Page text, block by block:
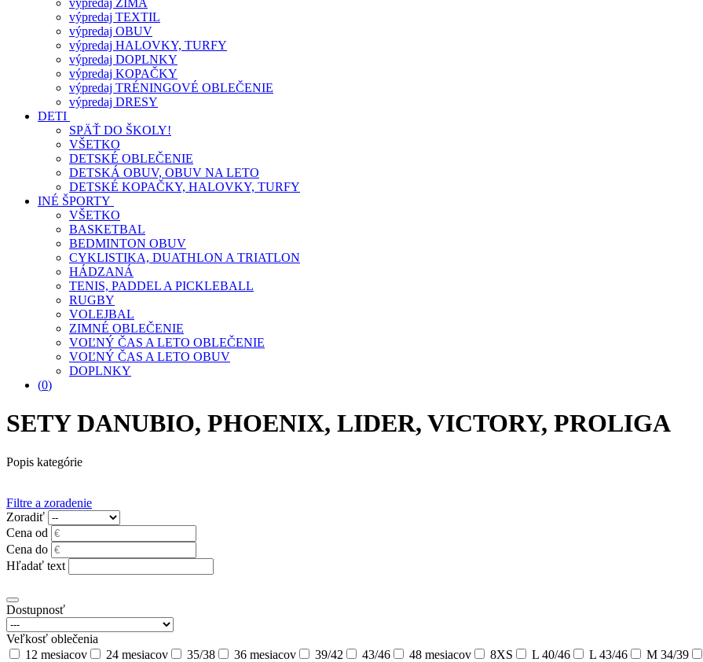
výpredaj ZIMA
výpredaj TEXTIL
výpredaj OBUV
výpredaj HALOVKY, TURFY
výpredaj DOPLNKY
výpredaj KOPAČKY
výpredaj TRÉNINGOVÉ OBLEČENIE
výpredaj DRESY
DETI
SPÄŤ DO ŠKOLY!
VŠETKO
DETSKÉ OBLEČENIE
DETSKÁ OBUV, OBUV NA LETO
DETSKÉ KOPAČKY, HALOVKY, TURFY
INÉ ŠPORTY
VŠETKO
BASKETBAL
BEDMINTON OBUV
CYKLISTIKA, DUATHLON A TRIATLON
HÁDZANÁ
TENIS, PADDEL A PICKLEBALL
RUGBY
VOLEJBAL
ZIMNÉ OBLEČENIE
VOĽNÝ ČAS A LETO OBLEČENIE
VOĽNÝ ČAS A LETO OBUV
DOPLNKY
(0)
SETY DANUBIO, PHOENIX, LIDER, VICTORY, PROLIGA
Popis kategórie
Filtre a zoradenie
Zoradiť
Cena od
Cena do
Hľadať text
Dostupnosť
Veľkosť oblečenia
12 mesiacov
24 mesiacov 35/38 36 mesiacov 39/42 43/46 48 mesiacov 8XS L 40/46 L 43/46 M 34/39